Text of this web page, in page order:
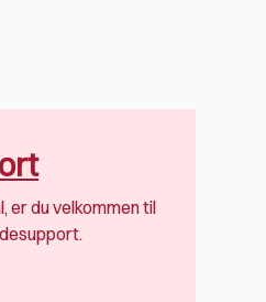
er du velkommen til